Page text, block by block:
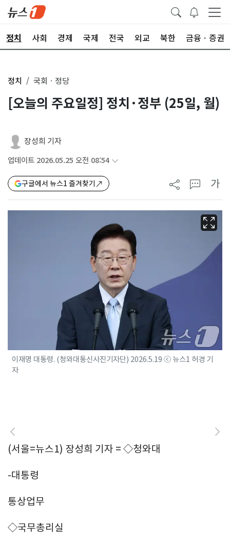
정치 사회 경제 국제 전국 외교 북한 금융ㆍ증권
정치 국회ㆍ정당
[오늘의 주요일정] 정치·정부 (25일, 월)
장성희 기자
업데이트 2026.05.25 오전 08:54
구글에서 뉴스1 즐겨찾기 가
이재명 대통령. (청와대통신사진기자단) 2026.5.19 ⓒ 뉴스1 허경 기
자
(서울=뉴스1) 장성희 기자 = ◇청와대
-대통령
통상업무
◇국무총리실